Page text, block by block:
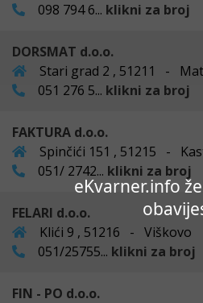
eKvarner.info
098 794 6... klikni za broj
DORSMAT d.o.o.
Stari grad 2 , 51211 -
051 276 5... klikni za broj
FAKTURA d.o.o.
Spinčići 151 , 51215 -
051/ 2742... klikni za broj
FELARI d.o.o.
Klići 9 , 51216 - Viškovo
051/25755... klikni za broj
FIN - PO d.o.o.